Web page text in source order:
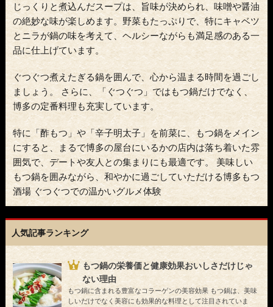
じっくりと煮込んだスープは、旨味が決められ、味噌や醤油
の絶妙な味が楽しめます。野菜もたっぷりで、特にキャベツ
とニラが鍋の味を考えて、ヘルシーながらも満足感のある一
品に仕上げています。
ぐつぐつ煮えたぎる鍋を囲んで、心から温まる時間を過ごし
ましょう。 さらに、「ぐつぐつ」ではもつ鍋だけでなく、
博多の定番料理も充実しています。
特に「酢もつ」や「辛子明太子」を前菜に、もつ鍋をメイン
にすると、まるで博多の屋台にいるかの店内は落ち着いた雰
囲気で、デートや友人との集まりにも最適です。 美味しい
もつ鍋を囲みながら、和やかに過ごしていただける博多もつ
酒場 ぐつぐつでの温かいグルメ体験
人気記事ランキング
もつ鍋の栄養価と健康効果おいしさだけじゃ
ない理由
もつ鍋に含まれる豊富なコラーゲンの美容効果 もつ鍋は、美味
しいだけでなく美容にも効果的な料理として注目されていま